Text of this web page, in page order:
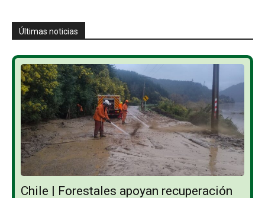
Últimas noticias
Chile | Forestales apoyan recuperación